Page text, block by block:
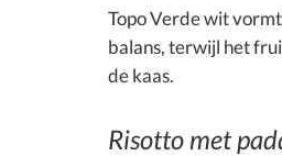
Topo Verde wit
balans, terwijl het
de kaas.
Risotto met